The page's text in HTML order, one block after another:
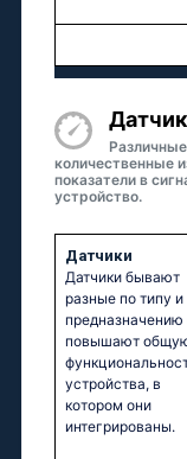
количественные
показатели в
устройство.
Датчики
Датчики бывают
разные по типу и
предназначению
повышают
устройства, в
котором они
интегрированы.